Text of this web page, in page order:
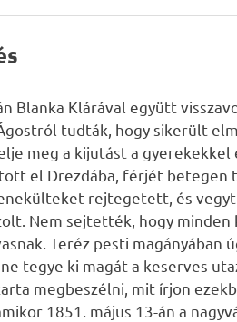
Blanka Klárával együtt
tudták, hogy sikerült
meg a kijutást a gyerekekkel
el Drezdába, férjét betegen
rejtegetett, és
Nem sejtették, hogy
Teréz pesti magányában
tegye ki magát a keserves
megbeszélni, mit írjon
1851. május 13-án a